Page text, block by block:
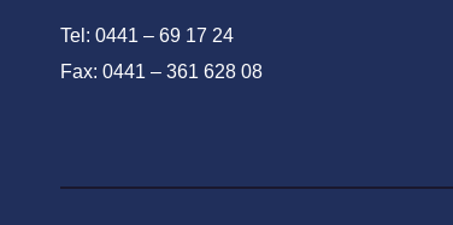
Tel: 0441 – 69 17 24
Fax: 0441 – 361 628 08